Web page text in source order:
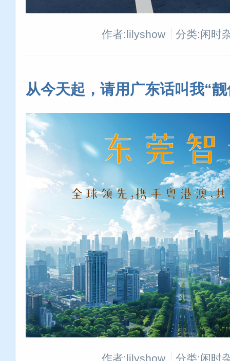
作者:lilyshow 分类:闲时
从今天起，请用广东话叫我“
作者:lilyshow 分类:闲时